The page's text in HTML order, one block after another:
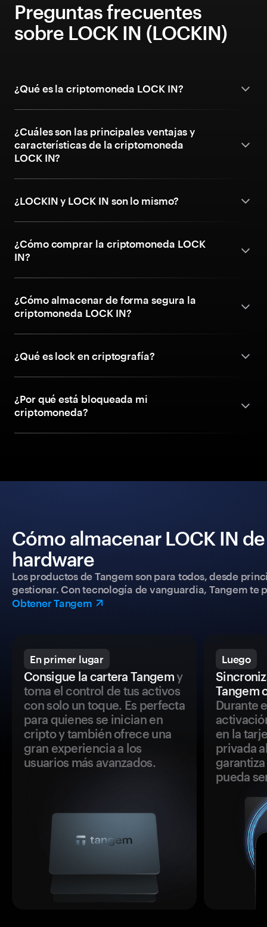
Preguntas frecuentes
sobre LOCK IN (LOCKIN)
¿Qué es la criptomoneda LOCK IN?
¿Cuáles son las principales ventajas y
características de la criptomoneda
LOCK IN?
¿LOCKIN y LOCK IN son lo mismo?
¿Cómo comprar la criptomoneda LOCK
IN?
¿Cómo almacenar de forma segura la
criptomoneda LOCK IN?
¿Qué es lock en criptografía?
¿Por qué está bloqueada mi
criptomoneda?
Cómo almacenar LOCK IN
hardware
Los productos de Tangem son para todos, desde
gestionar. Con tecnología de vanguardia, Tangem
Obtener Tangem
En primer lugar
Consigue la cartera Tangemy
toma el control de tus activos
con solo un toque. Es perfecta
para quienes se inician en
cripto y también ofrece una
gran experiencia a los
usuarios más avanzados.
Luego
Tangem
Durante
en la
privada
pueda